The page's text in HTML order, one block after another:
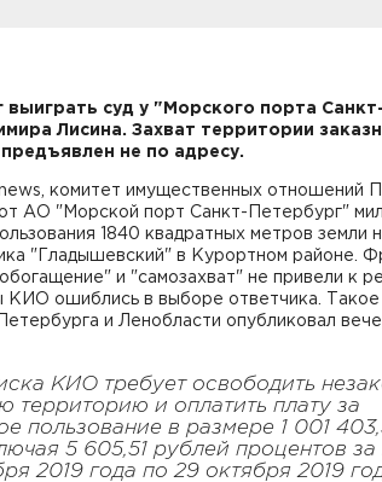
выиграть суд у "Морского порта
Лисина. Захват территории
не по адресу.
комитет имущественных отношений
АО "Морской порт Санкт-Петербург"
1840 квадратных метров земли
"Гладышевский" в Курортном районе.
и "самозахват" не привели к
КИО ошиблись в выборе ответчика.
и Ленобласти опубликовал
КИО требует освободить
территорию и оплатить плату за
пользование в размере 1 001
5 605,51 рублей процентов
2019 года по 29 октября 2019